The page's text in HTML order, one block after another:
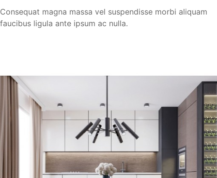
Consequat magna massa vel suspendisse morbi aliquam
faucibus ligula ante ipsum ac nulla.